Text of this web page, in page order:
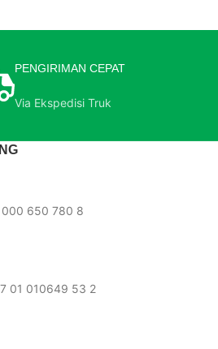
PENGIRIMAN CEPAT
Via Ekspedisi Truk
000 650 780 8
01 010649 53 2